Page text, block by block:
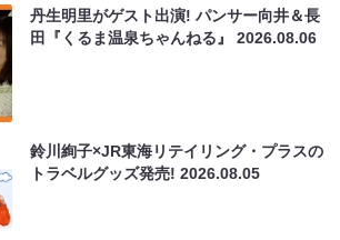
丹生明里がゲスト出演! パンサー向井＆長
田『くるま温泉ちゃんねる』2026.08.06
鈴川絢子×JR東海リテイリング・プラスの
トラベルグッズ発売!2026.08.05